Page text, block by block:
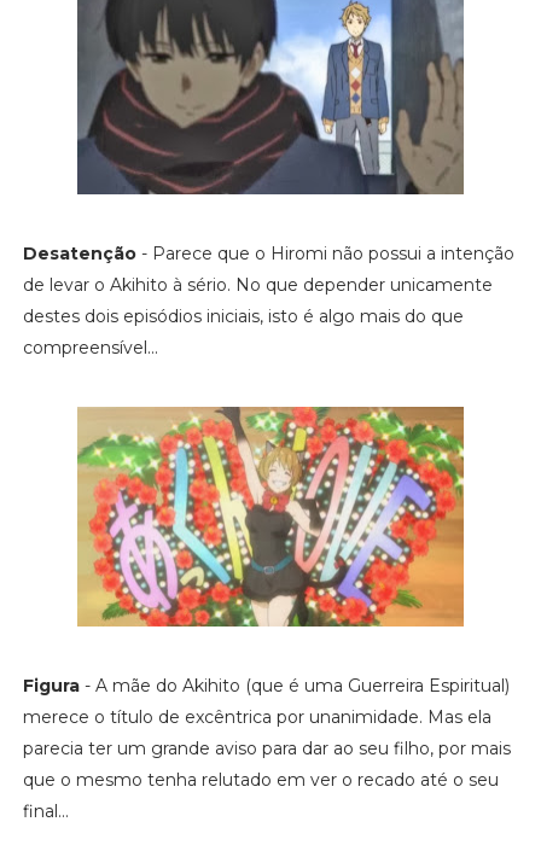
Desatenção- Parece que o Hiromi não possui a intenção
de levar o Akihito à sério. No que depender unicamente
destes dois episódios iniciais, isto é algo mais do que
compreensível...
Figura - A mãe do Akihito (que é uma Guerreira Espiritual)
merece o título de excêntrica por unanimidade. Mas ela
parecia ter um grande aviso para dar ao seu filho, por mais
que o mesmo tenha relutado em ver o recado até o seu
final...